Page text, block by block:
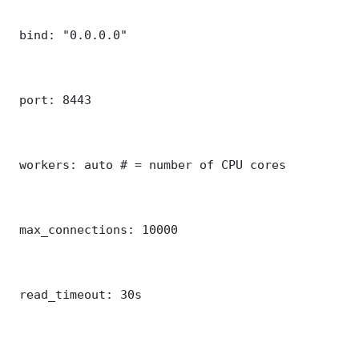
bind: "0.0.0.0"
port: 8443
workers: auto # = number of CPU cores
max_connections: 10000
read_timeout: 30s